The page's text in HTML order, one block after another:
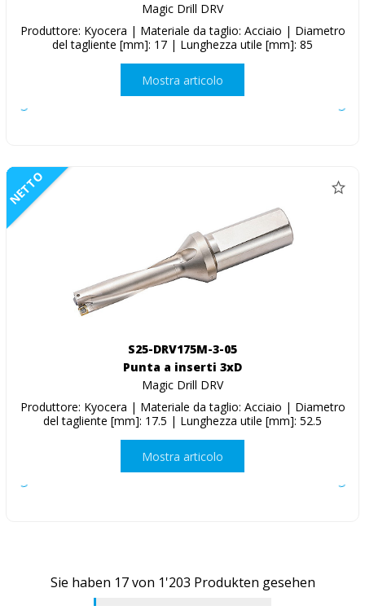
Magic Drill DRV
Produttore: Kyocera | Materiale da taglio: Acciaio | Diametro
del tagliente [mm]: 17 | Lunghezza utile [mm]: 85
Mostra articolo
NETTO
S25-DRV175M-3-05
Punta a inserti 3xD
Magic Drill DRV
Produttore: Kyocera | Materiale da taglio: Acciaio | Diametro
del tagliente [mm]: 17.5 | Lunghezza utile [mm]: 52.5
Mostra articolo
Sie haben 17von 1'203 Produkten gesehen